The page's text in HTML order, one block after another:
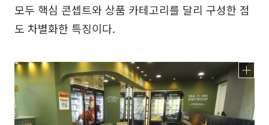
모두 핵심 콘셉트와 상품 카테고리를 달리 구성한 점
도 차별화한 특징이다.